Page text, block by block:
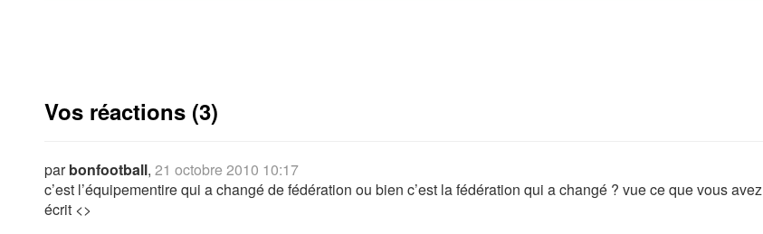
Vos réactions (3)
parbonfootball, 21 octobre 2010 10:17
c’est l’équipementire qui a changé de fédération ou bien c’est la fédération qui a changé ? vue ce que vous avez
écrit <>